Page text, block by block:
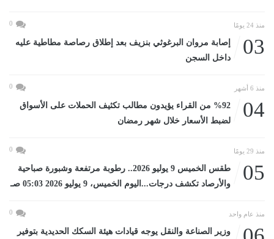
منذ 24 يومًا 0
03
إصابة مروان البرغوثي بنزيف بعد إطلاق رصاصة مطاطية عليه
داخل السجن
منذ 6 أشهر 0
04
%92 من القراء يؤيدون مطالب تكثيف الحملات على الأسواق
لضبط الأسعار خلال شهر رمضان
منذ 29 يومًا 0
05
طقس الخميس 9 يوليو 2026.. رطوبة مرتفعة وشبورة صباحية
والأرصاد تكشف درجات...اليوم الخميس، 9 يوليو 2026 05:03 صـ
منذ عام واحد 0
وزير الصناعة والنقل يوجه قيادات هيئة السكك الحديدية بتوفير